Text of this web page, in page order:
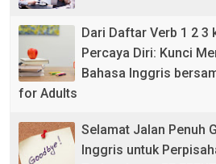
Dari Daftar Verb 1 2 3
Percaya Diri: Kunci
Bahasa Inggris
for Adults
Selamat Jalan Penuh
Inggris untuk